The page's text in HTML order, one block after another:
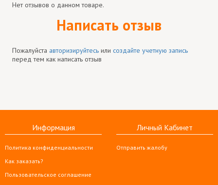
Нет отзывов о данном товаре.
Написать отзыв
Пожалуйста авторизируйтесь или создайте учетную запись
перед тем как написать отзыв
Информация
Политика конфиденциальности
Как заказать?
Пользовательское соглашение
Личный Кабинет
Отправить жалобу